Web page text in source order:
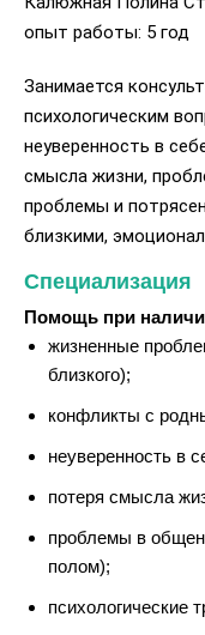
опыт работы: 5 год
Занимается
психологическим
неуверенность в
смысла жизни,
проблемы и
близкими,
Специализация
Помощь при
жизненные
близкого);
конфликты с
неуверенность в
потеря смысла
проблемы в
полом);
психологические